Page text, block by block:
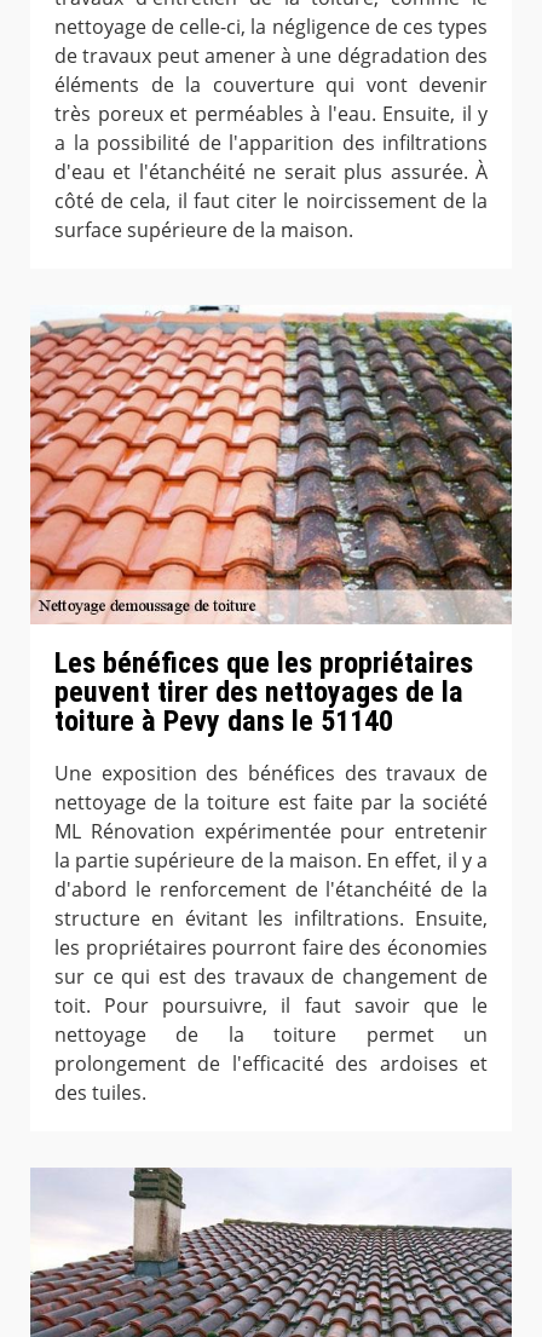
nettoyage de celle-ci, la négligence de ces types
de travaux peut amener à une dégradation des
éléments de la couverture qui vont devenir
très poreux et perméables à l'eau. Ensuite, il y
a la possibilité de l'apparition des infiltrations
d'eau et l'étanchéité ne serait plus assurée. À
côté de cela, il faut citer le noircissement de la
surface supérieure de la maison.
Les bénéfices que les propriétaires
peuvent tirer des nettoyages de la
toiture à Pevy dans le 51140
Une exposition des bénéfices des travaux de
nettoyage de la toiture est faite par la société
ML Rénovation expérimentée pour entretenir
la partie supérieure de la maison. En effet, il y a
d'abord le renforcement de l'étanchéité de la
structure en évitant les infiltrations. Ensuite,
les propriétaires pourront faire des économies
sur ce qui est des travaux de changement de
toit. Pour poursuivre, il faut savoir que le
nettoyage de la toiture permet un
prolongement de l'efficacité des ardoises et
des tuiles.